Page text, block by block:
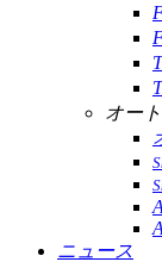
オー
ニュース